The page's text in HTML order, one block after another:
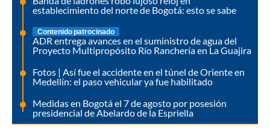
establecimiento del norte de Bogotá: esto se sabe
Contenido patrocinado
ADR entrega avances en el suministro de agua del
Proyecto Multipropósito Río Ranchería en La Guajira
Fotos | Así fue el accidente en el túnel de Oriente en
Medellín: el paso vehicular ya fue habilitado
Medidas en Bogotá el 7 de agosto por posesión
presidencial de Abelardo de la Espriella